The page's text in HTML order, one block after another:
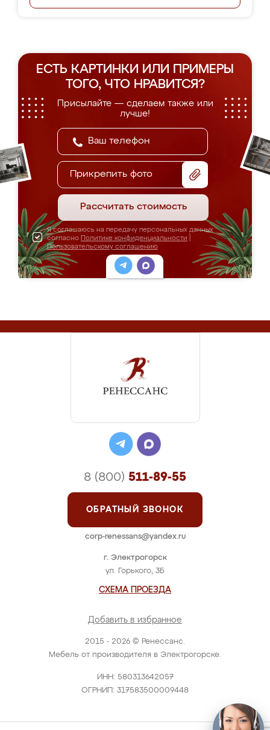
ЕСТЬ КАРТИНКИ ИЛИ ПРИМЕРЫ
ТОГО, ЧТО НРАВИТСЯ?
Присылайте — сделаем также или
лучше!
Прикрепить фото
Рассчитать стоимость
Я соглашаюсь на передачу персональных данных
согласно Политике конфиденциальности
Пользовательскому соглашению
2015 - 2026 © Ренессанс.
Мебель от производителя в Электрогорске.
ИНН: 580313642057
ОГРНИП: 317583500009448
г. Электрогорск
ул. Горького, 3Б
СХЕМА ПРОЕЗДА
Добавить в избранное
8 (800) 511-89-55
ОБРАТНЫЙ ЗВОНОК
corp-renessans@yandex.ru